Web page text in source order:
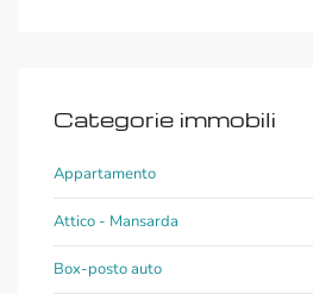
Categorie immobili
Appartamento
Attico - Mansarda
Box-posto auto